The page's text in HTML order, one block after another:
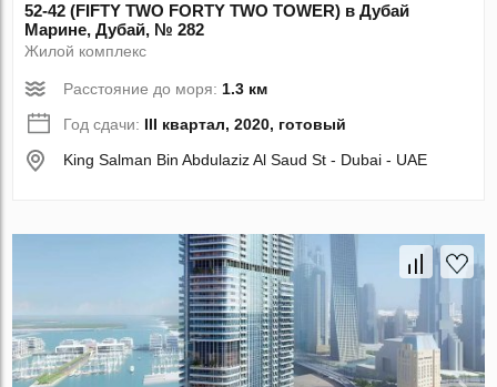
52-42 (FIFTY TWO FORTY TWO TOWER) в Дубай
Марине, Дубай, № 282
Жилой комплекс
Расстояние до моря:1.3 км
Год сдачи: III квартал, 2020, готовый
King Salman Bin Abdulaziz Al Saud St - Dubai - UAE